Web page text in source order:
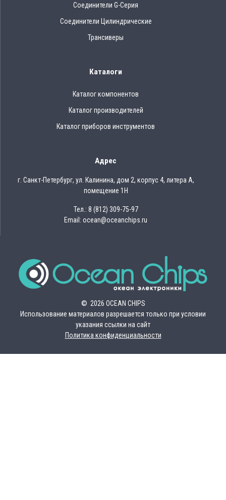
Соединители G-Серия
Соединители Цилиндрические
Трансиверы
Каталоги
Каталог компонентов
Каталог производителей
Каталог приборов инструментов
Адрес
г. Санкт-Петербург, ул. Калинина, дом 2, корпус 4, литера А,
помещение 1Н
Тел.: 8 (812) 309-75-97
Email: ocean@oceanchips.ru
© 2026 OCEAN CHIPS
Использование материалов разрешается только при условии
указания ссылки на сайт
Политика конфиденциальности